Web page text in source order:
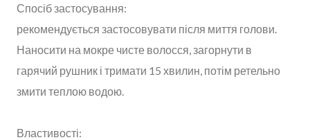
Спосіб застосування:
рекомендується застосовувати після миття голови.
Наносити на мокре чисте волосся, загорнути в
гарячий рушник і тримати 15 хвилин, потім ретельно
змити теплою водою.
Властивості: